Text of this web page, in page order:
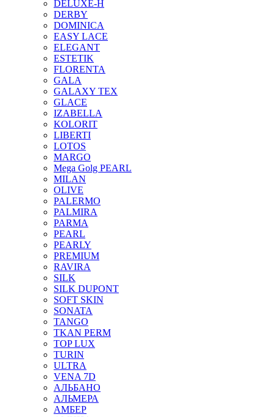
DELUXE-H
DERBY
DOMINICA
EASY LACE
ELEGANT
ESTETIK
FLORENTA
GALA
GALAXY TEX
GLACE
IZABELLA
KOLORIT
LIBERTI
LOTOS
MARGO
Mega Golg PEARL
MILAN
OLIVE
PALERMO
PALMIRA
PARMA
PEARL
PEARLY
PREMIUM
RAVIRA
SILK
SILK DUPONT
SOFT SKIN
SONATA
TANGO
TKAN PERM
TOP LUX
TURIN
ULTRA
VENA 7D
АЛЬБАНО
АЛЬМЕРА
АМБЕР